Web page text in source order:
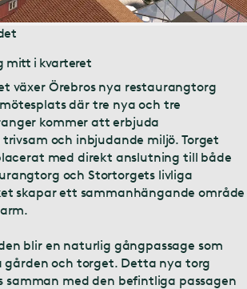
mitt i kvarteret
växer Örebros nya restaurangtorg
där tre nya och tre
kommer att erbjuda
och inbjudande miljö. Torget
med direkt anslutning till både
och Stortorgets livliga
skapar ett sammanhängande område
blir en naturlig gångpassage som
gården och torget. Detta nya torg
med den befintliga passagen